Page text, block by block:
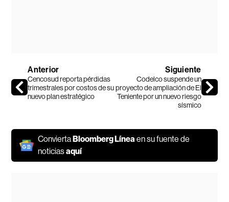
Anterior
Cencosud reporta pérdidas
trimestrales por costos de su
nuevo plan estratégico
Siguiente
Codelco suspende un
proyecto de ampliación de El
Teniente por un nuevo riesgo
sísmico
ConviertaBloomberg Líneaen su fuente de
noticiasaquí